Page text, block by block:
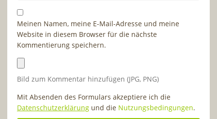
Meinen Namen, meine E-Mail-Adresse und meine
Website in diesem Browser für die nächste
Kommentierung speichern.
Bild zum Kommentar hinzufügen (JPG, PNG)
Mit Absenden des Formulars akzeptiere ich die
Datenschutzerklärung und die Nutzungsbedingungen.